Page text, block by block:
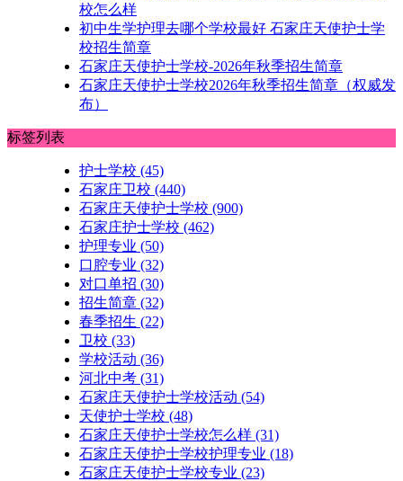
校怎么样
初中生学护理去哪个学校最好 石家庄天使护士学
校招生简章
石家庄天使护士学校-2026年秋季招生简章
石家庄天使护士学校2026年秋季招生简章（权威发
布）
标签列表
护士学校 (45)
石家庄卫校 (440)
石家庄天使护士学校 (900)
石家庄护士学校 (462)
护理专业 (50)
口腔专业 (32)
对口单招 (30)
招生简章 (32)
春季招生 (22)
卫校 (33)
学校活动 (36)
河北中考 (31)
石家庄天使护士学校活动 (54)
天使护士学校 (48)
石家庄天使护士学校怎么样 (31)
石家庄天使护士学校护理专业 (18)
石家庄天使护士学校专业 (23)